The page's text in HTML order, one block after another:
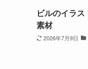
ビルのイラ
素材
2026年7月9日